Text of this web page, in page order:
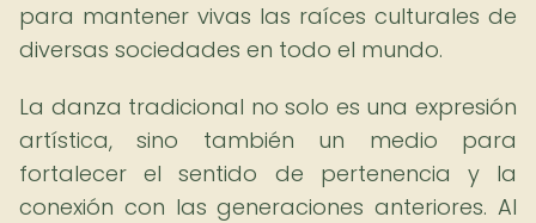
para mantener vivas las raíces culturales de
diversas sociedades en todo el mundo.
La danza tradicional no solo es una expresión
artística, sino también un medio para
fortalecer el sentido de pertenencia y la
conexión con las generaciones anteriores. Al